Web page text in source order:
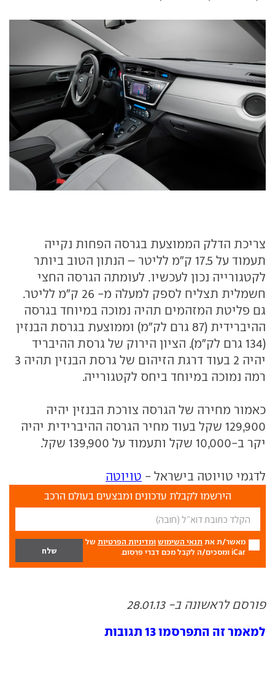
צריכת הדלק הממוצעת בגרסה הפחות נקייה
תעמוד על 17.5 ק"מ לליטר – הנתון הטוב ביותר
לקטגורייה נכון לעכשיו. לעומתה הגרסה החצי
חשמלית תצליח לספק למעלה מ- 26 ק"מ לליטר.
גם פליטת המזהמים תהיה נמוכה במיוחד בגרסה
ההיברידית (87 גרם לק"מ) וממוצעת בגרסת הבנזין
(134 גרם לק"מ). הציון הירוק של גרסת ההיבריד
יהיה 2 בעוד דרגת הזיהום של גרסת הבנזין תהיה 3
רמה נמוכה במיוחד ביחס לקטגורייה.
כאמור מחירה של הגרסה צורכת הבנזין יהיה
129,900 שקל בעוד מחיר הגרסה ההיברידית יהיה
יקר ב-10,000 שקל ותעמוד על 139,900 שקל.
לדגמי טויוטה בישראל - טויוטה
הירשמו לקבלת עדכונים ומבצעים בעולם הרכב
מאשר/ת את תנאי השימוש ומדיניות הפרטיות של
iCar ומסכים/ה לקבל מכם דברי פרסום.
פורסם לראשונה ב- 28.01.13
למאמר זה התפרסמו 13 תגובות